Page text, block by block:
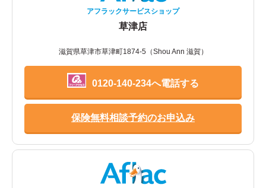
アフラックサービスショップ
草津店
滋賀県草津市草津町1874-5（Shou Ann 滋賀）
0120-140-234へ電話する
保険無料相談予約のお申込み